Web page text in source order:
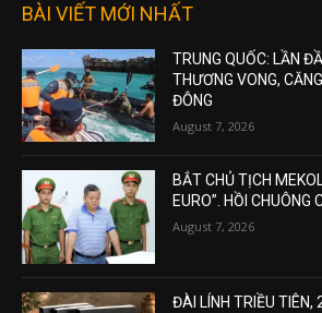
BÀI VIẾT MỚI NHẤT
TRUNG QUỐC: LẦN
THƯƠNG VONG,
ĐÔNG
August 7, 2026
BẮT CHỦ TỊCH
EURO”. HỒI CHUÔNG
August 7, 2026
ĐÀI LÍNH TRIỀU TIÊN,